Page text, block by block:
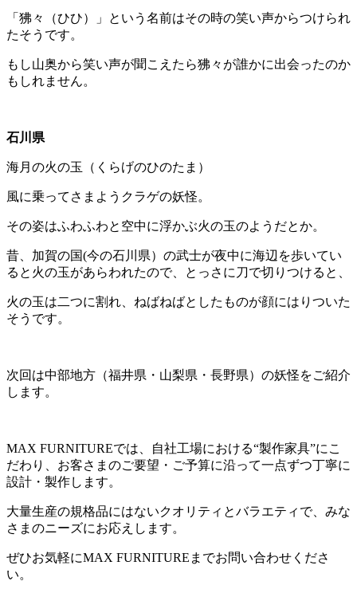
「狒々（ひひ）」という名前はその時の笑い声からつけられ
たそうです。
もし山奥から笑い声が聞こえたら狒々が誰かに出会ったのか
もしれません。
石川県
海月の火の玉（くらげのひのたま）
風に乗ってさまようクラゲの妖怪。
その姿はふわふわと空中に浮かぶ火の玉のようだとか。
昔、加賀の国(今の石川県）の武士が夜中に海辺を歩いてい
ると火の玉があらわれたので、とっさに刀で切りつけると、
火の玉は二つに割れ、ねばねばとしたものが顔にはりついた
そうです。
次回は中部地方（福井県・山梨県・長野県）の妖怪をご紹介
します。
MAX FURNITUREでは、自社工場における“製作家具”にこ
だわり、お客さまのご要望・ご予算に沿って一点ずつ丁寧に
設計・製作します。
大量生産の規格品にはないクオリティとバラエティで、みな
さまのニーズにお応えします。
ぜひお気軽にMAX FURNITUREまでお問い合わせくださ
い。